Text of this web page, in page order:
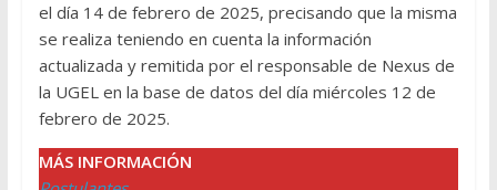
el día 14 de febrero de 2025, precisando que la misma
se realiza teniendo en cuenta la información
actualizada y remitida por el responsable de Nexus de
la UGEL en la base de datos del día miércoles 12 de
febrero de 2025.
MÁS INFORMACIÓN